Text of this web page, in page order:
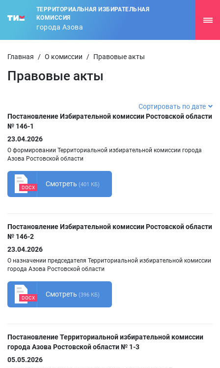
ТЕРРИТОРИАЛЬНАЯ ИЗБИРАТЕЛЬНАЯ
КОМИССИЯ
города Азова
Главная / О комиссии / Правовые акты
Правовые акты
Сортировать по дате
Постановление Избирательной комиссии Ростовской области
№ 146-1
23.04.2026
О формировании Территориальной избирательной комиссии города
Азова Ростовской области
DOCX Смотреть (401 КБ)
Постановление Избирательной комиссии Ростовской области
№ 146-2
23.04.2026
О назначении председателя Территориальной избирательной комиссии
города Азова Ростовской области
DOCX Смотреть (396 КБ)
Постановление Территориальной избирательной комиссии
города Азова Ростовской области № 1-3
05.05.2026